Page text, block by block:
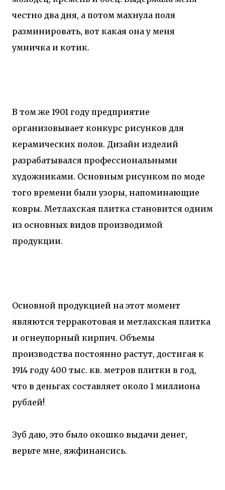
честно два дня, а потом махнула поля
разминировать, вот какая она у меня
умничка и котик.
В том же 1901 году предприятие
организовывает конкурс рисунков для
керамических полов. Дизайн изделий
разрабатывался профессиональными
художниками. Основным рисунком по моде
того времени были узоры, напоминающие
ковры. Метлахская плитка становится одним
из основных видов производимой
продукции.
Основной продукцией на этот момент
являются терракотовая и метлахская плитка
и огнеупорный кирпич. Объемы
производства постоянно растут, достигая к
1914 году 400 тыс. кв. метров плитки в год,
что в деньгах составляет около 1 миллиона
рублей!
Зуб даю, это было окошко выдачи денег,
верьте мне, яжфинансись.